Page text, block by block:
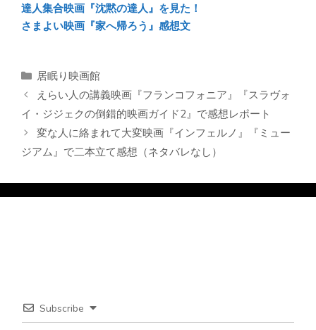
達人集合映画『沈黙の達人』を見た！
さまよい映画『家へ帰ろう』感想文
カ
テ
ゴ
リ
ー
居眠り映画館
えらい人の講義映画『フランコフォニア』『スラヴォ
イ・ジジェクの倒錯的映画ガイド2』で感想レポート
変な人に絡まれて大変映画『インフェルノ』『ミュー
ジアム』で二本立て感想（ネタバレなし）
Subscribe